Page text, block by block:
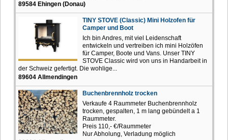
89584 Ehingen (Donau)
TINY STOVE (Classic) Mini Holzofen für
Camper und Boot
Ich bin Andres, mit viel Leidenschaft
entwickeln und vertreiben ich mini Holzöfen
für Camper, Boote und Vans. Unser TINY
STOVE Classic wird von uns in Handarbeit in
der Schweiz gefertigt. Die wohlige...
89604 Allmendingen
Buchenbrennholz trocken
Verkaufe 4 Raummeter Buchenbrennholz
trocken, gespalten, 1 m lang gebündelt a 1
Raummeter.
Preis 110,- €/Raummeter
Nur Abholung, Verladung möglich